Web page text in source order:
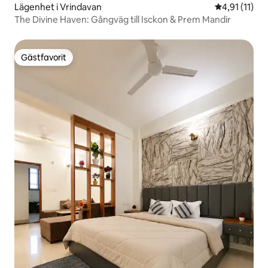
Lägenhet i Vrindavan 4,91 av 5 i
4,91 (11)
The Divine Haven: Gångväg till Isckon & Prem Mandir
Gästfavorit
Gästfavorit